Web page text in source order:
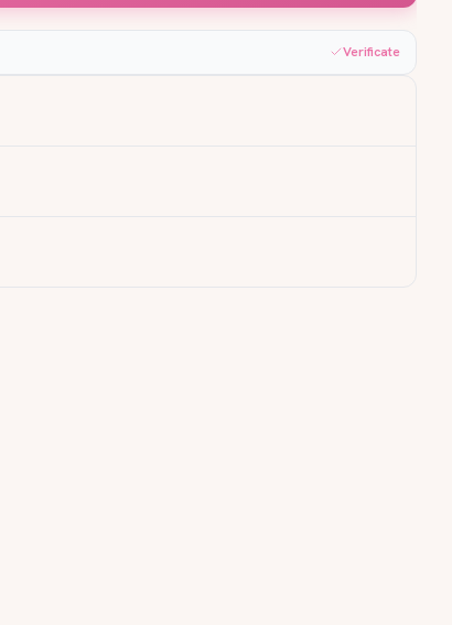
Verificate